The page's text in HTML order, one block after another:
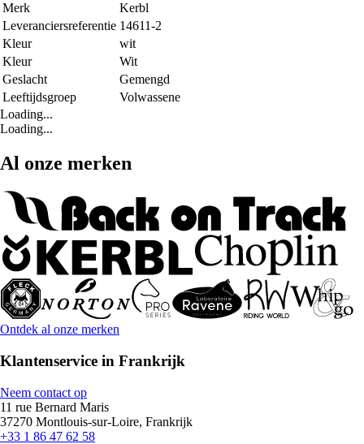
Merk
Kerbl
Leveranciersreferentie 14611-2
Kleur
wit
Kleur
Wit
Geslacht
Gemengd
Leeftijdsgroep
Volwassene
Loading...
Loading...
Al onze merken
Ontdek al onze merken
Klantenservice in Frankrijk
Neem contact op
11 rue Bernard Maris
37270 Montlouis-sur-Loire, Frankrijk
+33 1 86 47 62 58